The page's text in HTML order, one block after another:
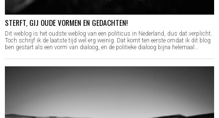
STERFT, GIJ OUDE VORMEN EN GEDACHTEN!
Dit weblog is het oudste weblog van een politicus in Nederland, dus dat verplicht.
Toch schrijf ik de laatste tijd wel erg weinig. Dat komt ten eerste omdat ik dit blog
ben gestart als een vorm van dialoog, en de politieke dialoog bijna helemaal…